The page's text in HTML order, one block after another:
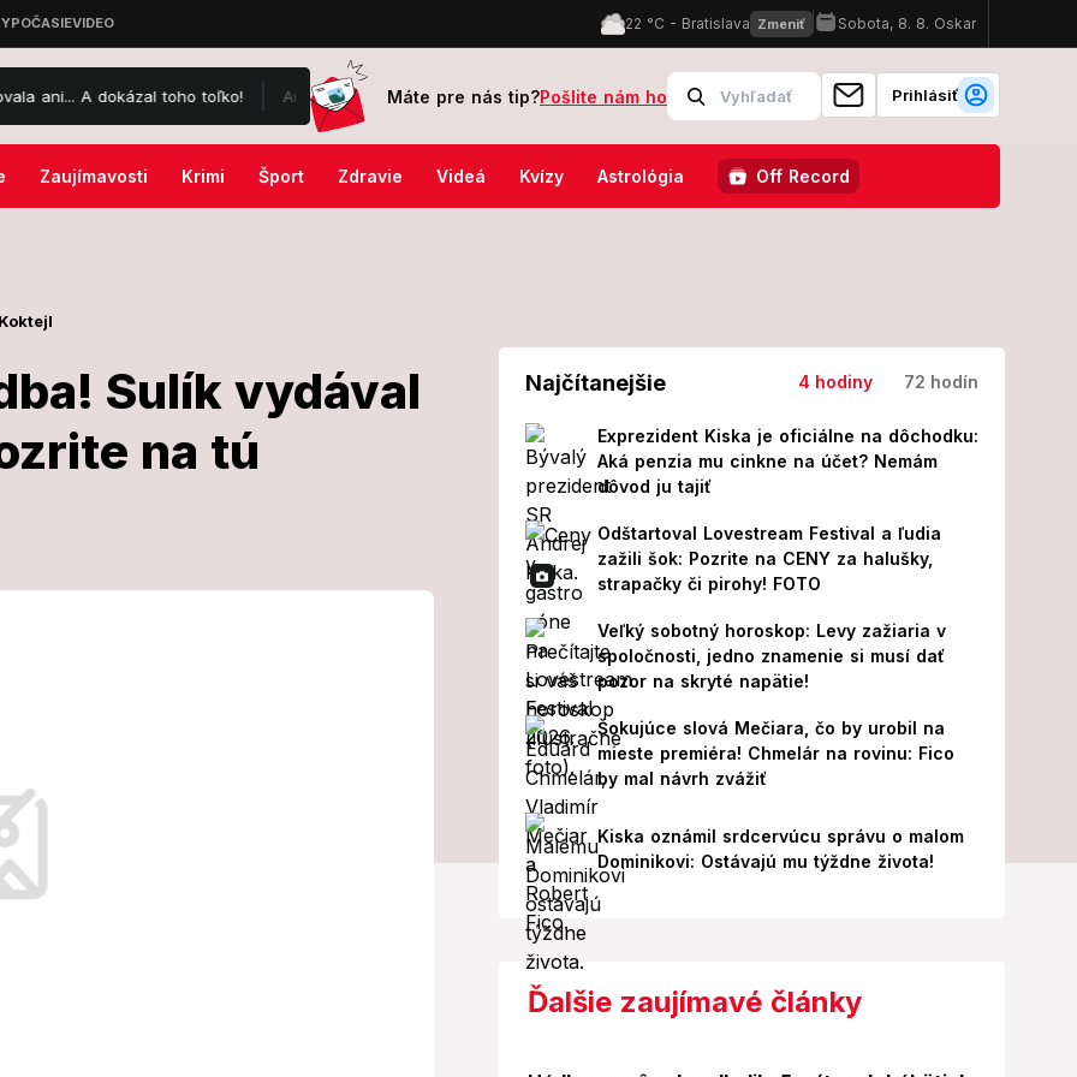
toľko! Amazon stavia gigantickú elektráreň: Za rok vypustí viac ako 30 miliónov ton skleníkových plynov Kriminalista Matej
Máte pre nás tip?Pošlite nám ho Prihlásiť
Zaujímavosti Krimi Šport Zdravie Videá Kvízy Astrológia Off Record
Koktejl
Sulík vydával
na tú
svadba! Sulík
Alexandru:
Najčítanejšie 4 hodiny 72 hodín
Exprezident Kiska je oficiálne na dôchodku:
Aká penzia mu cinkne na účet? Nemám
dôvod ju tajiť
Odštartoval Lovestream Festival a ľudia
zažili šok: Pozrite na CENY za halušky,
strapačky či pirohy! FOTO
Veľký sobotný horoskop: Levy zažiaria v
spoločnosti, jedno znamenie si musí dať
pozor na skryté napätie!
Šokujúce slová Mečiara, čo by urobil na
mieste premiéra! Chmelár na rovinu: Fico
by mal návrh zvážiť
Kiska oznámil srdcervúcu správu o malom
Dominikovi: Ostávajú mu týždne života!
Ďalšie zaujímavé články